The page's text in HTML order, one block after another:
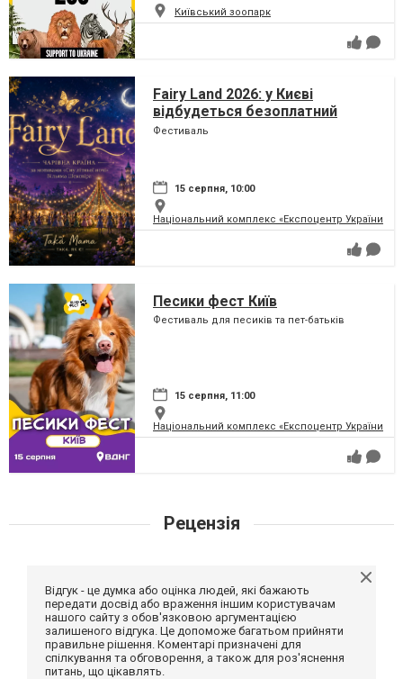
Київський зоопарк
Fairy Land 2026: у Києві
відбудеться безоплатний
сімейний фестиваль, який
Фестиваль
15 серпня, 10:00
Національний комплекс «Експоцентр України»
Песики фест Київ
Фестиваль для песиків та пет-батьків
15 серпня, 11:00
Національний комплекс «Експоцентр України»
Рецензія
Відгук - це думка або оцінка людей, які бажають
передати досвід або враження іншим користувачам
нашого сайту з обов'язковою аргументацією
залишеного відгука. Це допоможе багатьом прийняти
правильне рішення. Коментарі призначені для
спілкування та обговорення, а також для роз'яснення
питань, що цікавлять.